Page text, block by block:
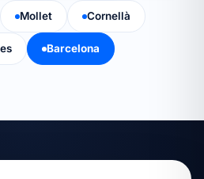
Mollet Cornellà
Barcelona